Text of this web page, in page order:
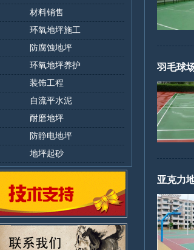
材料销售
环氧地坪施工
防腐蚀地坪
环氧地坪养护
装饰工程
自流平水泥
耐磨地坪
防静电地坪
地坪起砂
羽毛球
亚克力